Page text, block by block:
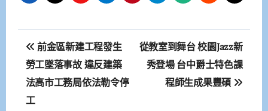
文
章
導
前金區新建工程發生
勞工墜落事故 違反建築
法高市工務局依法勒令停
工
從教室到舞台 校園Jazz新
秀登場 台中爵士特色課
程師生成果豐碩